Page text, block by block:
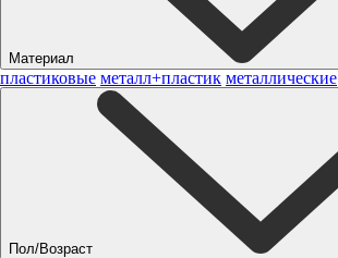
Материал
пластиковые металл+пластик металлические
Пол/Возраст